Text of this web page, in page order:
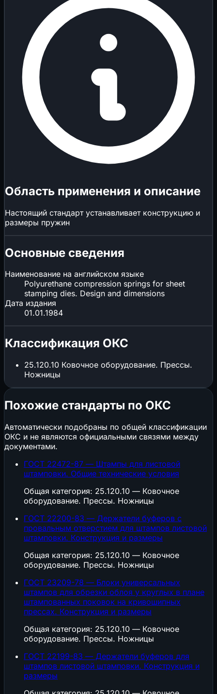
Область применения и описание
Настоящий стандарт устанавливает конструкцию и
размеры пружин
Основные сведения
Наименование на английском языке
Polyurethane compression springs for sheet
stamping dies. Design and dimensions
Дата издания
01.01.1984
Классификация ОКС
25.120.10 Ковочное оборудование. Прессы.
Ножницы
Похожие стандарты по ОКС
Автоматически подобраны по общей классификации
ОКС и не являются официальными связями между
документами.
ГОСТ 22472-87 — Штампы для листовой
штамповки. Общие технические условия
Общая категория: 25.120.10 — Ковочное
оборудование. Прессы. Ножницы
ГОСТ 22200-83 — Держатели буферов с
провальным отверстием для штампов листовой
штамповки. Конструкция и размеры
Общая категория: 25.120.10 — Ковочное
оборудование. Прессы. Ножницы
ГОСТ 23209-78 — Блоки универсальных
штампов для обрезки облоя у круглых в плане
штампованных поковок на кривошипных
прессах. Конструкция и размеры
Общая категория: 25.120.10 — Ковочное
оборудование. Прессы. Ножницы
ГОСТ 22199-83 — Держатели буферов для
штампов листовой штамповки. Конструкция и
размеры